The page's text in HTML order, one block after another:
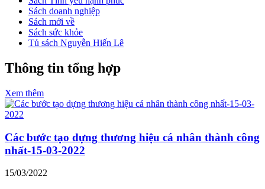
Sách doanh nghiệp
Sách mới về
Sách sức khỏe
Tủ sách Nguyễn Hiến Lê
Thông tin tổng hợp
Xem thêm
Các bước tạo dựng thương hiệu cá nhân thành công
nhất-15-03-2022
15/03/2022